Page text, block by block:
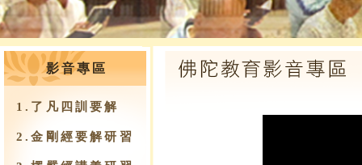
影音專區
1.了凡四訓要解
2.金剛經要解研習